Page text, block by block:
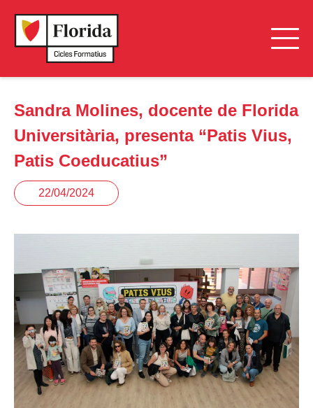
Sandra Molines, docente de Florida
Universitària, presenta “Patis Vius,
Patis Coeducatius”
22/04/2024